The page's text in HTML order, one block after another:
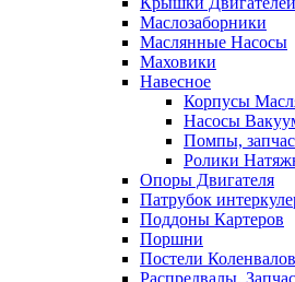
Маслозаборники
Маслянные Насосы
Маховики
Навесное
Корпусы
Насосы
Помпы,
Ролики
Опоры Двигателя
Патрубок
Поддоны Картеров
Поршни
Постели Коленвалов
Распредвалы,